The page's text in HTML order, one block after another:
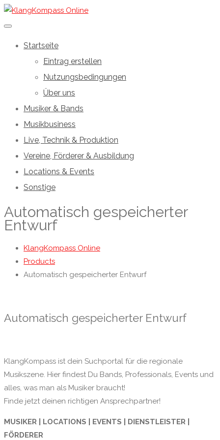
Startseite
Eintrag erstellen
Nutzungsbedingungen
Über uns
Musiker & Bands
Musikbusiness
Live, Technik & Produktion
Vereine, Förderer & Ausbildung
Locations & Events
Sonstige
Automatisch gespeicherter
Entwurf
KlangKompass Online
Products
Automatisch gespeicherter Entwurf
Automatisch gespeicherter Entwurf
KlangKompass ist dein Suchportal für die regionale
Musikszene. Hier findest Du Bands, Professionals, Events und
alles, was man als Musiker braucht!
Finde jetzt deinen richtigen Ansprechpartner!
MUSIKER | LOCATIONS | EVENTS | DIENSTLEISTER |
FÖRDERER